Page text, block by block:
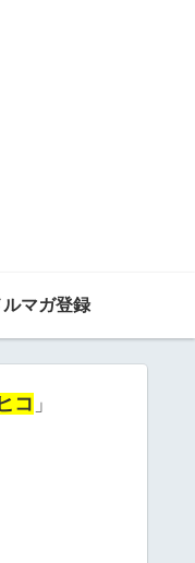
ルマガ登録
コ 」